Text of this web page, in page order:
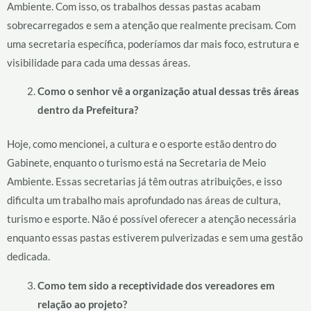
Ambiente. Com isso, os trabalhos dessas pastas acabam
sobrecarregados e sem a atenção que realmente precisam. Com
uma secretaria específica, poderíamos dar mais foco, estrutura e
visibilidade para cada uma dessas áreas.
Como o senhor vê a organização atual dessas três áreas
dentro da Prefeitura?
Hoje, como mencionei, a cultura e o esporte estão dentro do
Gabinete, enquanto o turismo está na Secretaria de Meio
Ambiente. Essas secretarias já têm outras atribuições, e isso
dificulta um trabalho mais aprofundado nas áreas de cultura,
turismo e esporte. Não é possível oferecer a atenção necessária
enquanto essas pastas estiverem pulverizadas e sem uma gestão
dedicada.
Como tem sido a receptividade dos vereadores em
relação ao projeto?